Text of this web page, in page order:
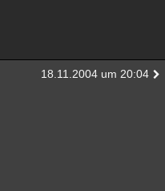
18.11.2004 um 20:04